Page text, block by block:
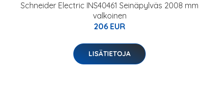
Schneider Electric INS40461 Seinäpylväs 2008 mm
valkoinen
206 EUR
LISÄTIETOJA